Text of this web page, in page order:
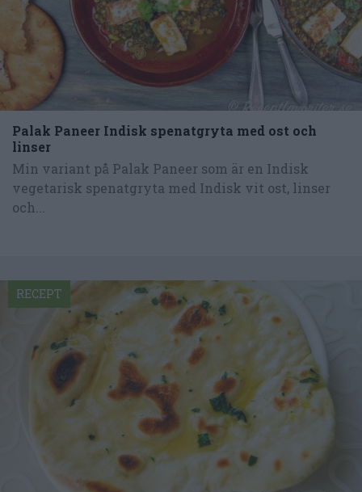
Palak Paneer Indisk spenatgryta med ost och
linser
Min variant på Palak Paneer som är en Indisk
vegetarisk spenatgryta med Indisk vit ost, linser
och...
RECEPT